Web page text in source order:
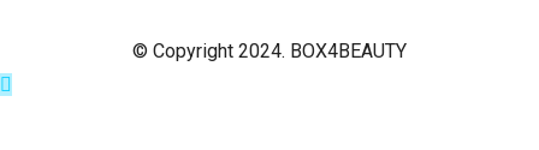
© Copyright 2024. BOX4BEAUTY